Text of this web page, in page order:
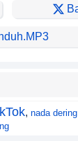
, nada